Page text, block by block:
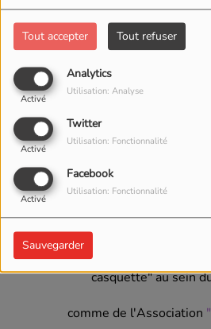
Tout accepter Tout refuser
Analytics
Activé
Utilisation: Analyse
Twitter
Activé
Utilisation: Fonctionnalité
Facebook
Activé
Utilisation: Fonctionnalité
Sauvegarder
26 OCTOBRE 2025
ÉCOUTER LE PODCAST
3ème jourau coeurduFestival
Rencontre avec
casquette" au sein
comme de l'Association